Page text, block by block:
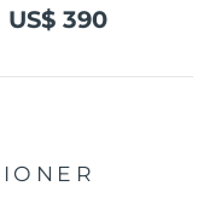
US$ 390